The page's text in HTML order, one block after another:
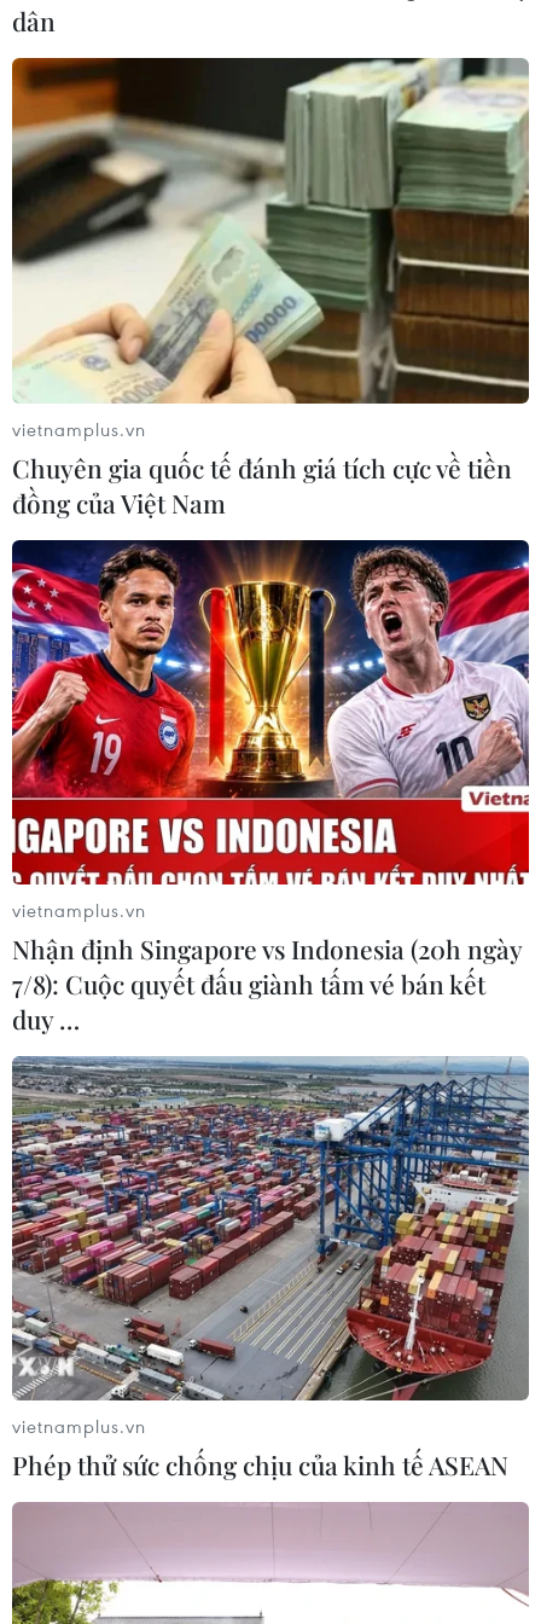
hợp cảng biển 18 tỷ USD tại Quảng
Ninh
07/08/2026 08:33
Canh tác biển - động lực mới cho
kinh tế biển Việt Nam
07/08/2026 08:14
Giá vàng hướng tới tuần tăng mạnh
nhất kể từ tháng 1/2026
07/08/2026 08:14
Hạn hán nghiêm trọng đe dọa "huyết
mạch" kinh tế châu Âu
07/08/2026 07:58
Để trái sầu riêng đáp ứng yêu cầu
xuất khẩu bền vững
07/08/2026 07:34
Tây Ninh thúc đẩy bình dân học vụ
07/08/2026 07:17
Luật Phát triển đô thị góp phần thể
chế hóa đổi mới mô hình phát triển
07/08/2026 06:55
Thu hồi 89 ha đất đấu giá chọn nhà
đầu tư công trình thành phố cảng
hàng không
07/08/2026 06:46
Hàn Quốc đầu tư xây “Thung lũng
K-Vietnam” gắn với hậu duệ dòng họ
07/08/2026 06:30
Xem thêm
dân
vietnamplus.vn
Chuyên gia quốc tế đánh giá tích cực về tiền
đồng của Việt Nam
vietnamplus.vn
Nhận định Singapore vs Indonesia (20h ngày
7/8): Cuộc quyết đấu giành tấm vé bán kết
duy …
vietnamplus.vn
Phép thử sức chống chịu của kinh tế ASEAN